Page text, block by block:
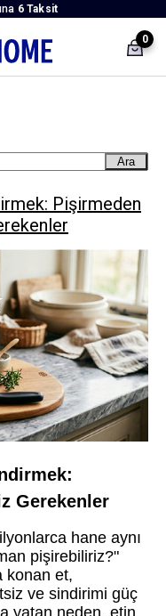
6 Taksit
0
Ara
Pişirmeden
Gerekenler
hane aynı
pişirebiliriz?"
konan et,
ve sindirimi güç